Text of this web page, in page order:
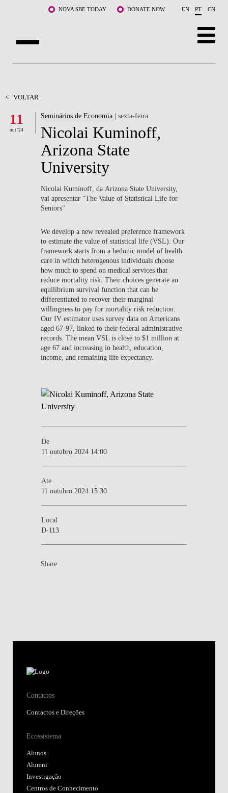
Saltar para o conteúdo principalNOVA SBE TODAY DONATE NOW EN PT CN
DOCENTES E INVESTIGAÇÃO
COMUNIDADE
LIFE AT NOVA SBE
WHAT'S HAPPENING
< VOLTAR
11
out '24
Seminários de Economia | sexta-feira
Nicolai Kuminoff,
Arizona State
University
Nicolai Kuminoff, da Arizona State University,
vai apresentar "The Value of Statistical Life for
Seniors"
We develop a new revealed preference framework
to estimate the value of statistical life (VSL). Our
framework starts from a hedonic model of health
care in which heterogenous individuals choose
how much to spend on medical services that
reduce mortality risk. Their choices generate an
equilibrium survival function that can be
differentiated to recover their marginal
willingness to pay for mortality risk reduction.
Our IV estimator uses survey data on Americans
aged 67-97, linked to their federal administrative
records. The mean VSL is close to $1 million at
age 67 and increasing in health, education,
income, and remaining life expectancy.
De
11 outubro 2024 14:00
Ate
11 outubro 2024 15:30
Local
D-113
Share
Contactos
Contactos e Direções
Ecossistema
Alunos
Alumni
Investigação
Centros de Conhecimento